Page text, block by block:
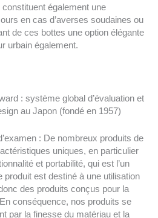
également une
en cas d’averses soudaines ou
de ces bottes une option élégante
urbain également.
: système global d’évaluation et
au Japon (fondé en 1957)
: De nombreux produits de
uniques, en particulier
et portabilité, qui est l’un
est destiné à une utilisation
des produits conçus pour la
conséquence, nos produits se
par la finesse du matériau et la